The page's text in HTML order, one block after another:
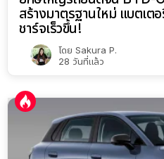
สร้างมาตรฐานใหม่ แบตเต
ชาร์จเร็วขึ้น!
โดย Sakura P.
28 วันที่แล้ว